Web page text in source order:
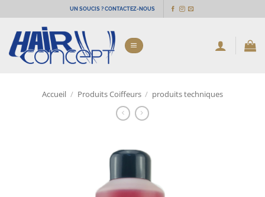
au
contenu
UN SOUCIS ? CONTACTEZ-NOUS
Accueil / Produits Coiffeurs / produits techniques